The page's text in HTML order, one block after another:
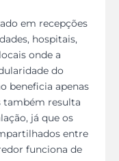
em recepções
hospitais,
onde a
do
beneficia apenas
também resulta
já que os
entre
funciona de